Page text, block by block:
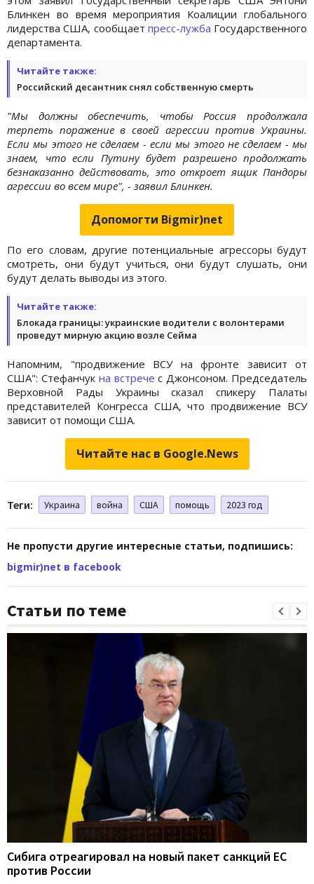
Блинкен во время мероприятия Коалиции глобального
лидерства США, сообщает пресс-лужба Государственного
департамента.
Читайте также:
Российский десантник снял собственную смерть
"Мы должны обеспечить, чтобы Россия продолжала
терпеть поражение в своей агрессии против Украины.
Если мы этого не сделаем - если мы этого не сделаем - мы
знаем, что если Путину будет разрешено продолжать
безнаказанно действовать, это откроет ящик Пандоры
агрессии во всем мире", - заявил Блинкен.
Допомогти Bigmir)net
По его словам, другие потенциальные агрессоры будут
смотреть, они будут учиться, они будут слушать, они
будут делать выводы из этого.
Читайте также:
Блокада границы: украинские водители с волонтерами
проведут мирную акцию возле Сейма
Напомним, "продвижение ВСУ на фронте зависит от
США": Стефанчук на встрече с Джонсоном. Председатель
Верховной Рады Украины сказал спикеру Палаты
представителей Конгресса США, что продвижение ВСУ
зависит от помощи США.
Читайте нас в Google.News
Теги: Украина война США помощь 2023 год
Не пропусти другие интересные статьи, подпишись:
bigmir)net в facebook
Статьи по теме
Сибига отреагировал на новый пакет санкций ЕС
против России